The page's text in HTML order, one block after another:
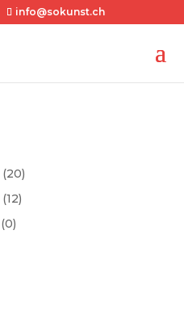
info@sokunst.ch
(20)
(12)
(0)